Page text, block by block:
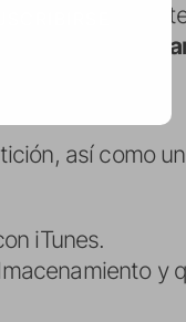
que nos
de
así como
iTunes.
y